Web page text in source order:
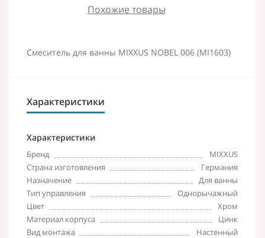
Похожие товары
Смеситель для ванны MIXXUS NOBEL 006 (MI1603)
Характеристики
Характеристики
Бренд
MIXXUS
Страна изготовления
Германия
Назначение
Для ванны
Тип управления
Однорычажный
Цвет
Хром
Материал корпуса
Цинк
Вид монтажа
Настенный